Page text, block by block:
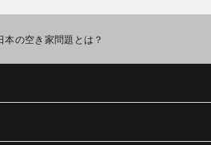
本の空き家問題とは？